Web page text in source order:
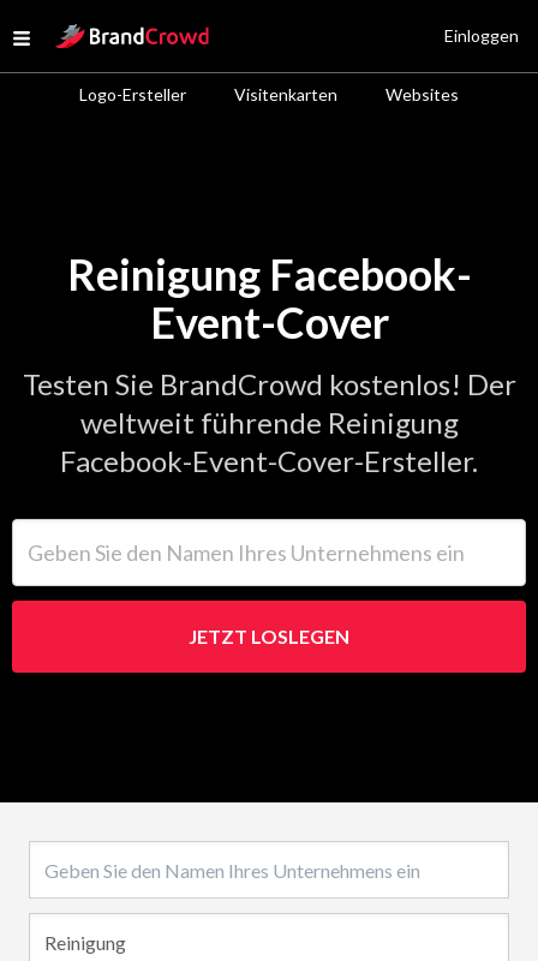
Open menu
Site Logo
Logo-Ersteller Visitenkarten Websites
Einloggen
Reinigung Facebook-
Event-Cover
Testen Sie BrandCrowd kostenlos! Der
weltweit führende Reinigung
Facebook-Event-Cover-Ersteller.
JETZT LOSLEGEN